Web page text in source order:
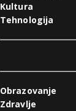
Kultura
Tehnologija
Obrazovanje
Zdravlje